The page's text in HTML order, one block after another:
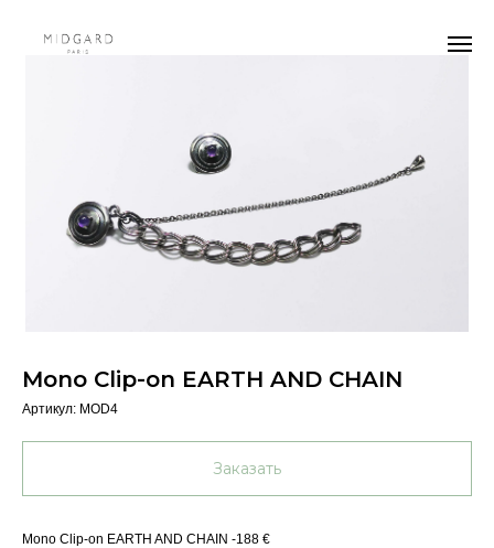
Mono Clip-on EARTH AND CHAIN
Артикул: MOD4
Заказать
Mono Clip-on EARTH AND CHAIN -188 €